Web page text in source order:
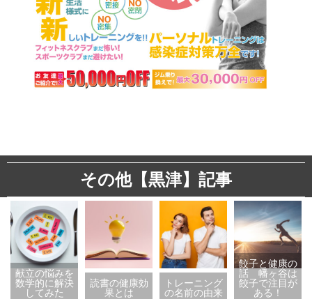
その他【黒津】記事
献立の悩みを
数学的に解決
してみた
読書の健康効
果とは
トレーニング
の名前の由来
餃子と健康の
話 幡ヶ谷は
餃子で注目が
ある！